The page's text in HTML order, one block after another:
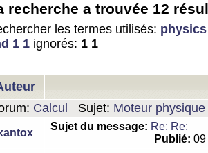
recherche a trouvée 12
les termes utilisés: physics
1 1 ignorés: 1 1
Calcul Sujet: Moteur
Sujet du message: Re: Re:
Publié: